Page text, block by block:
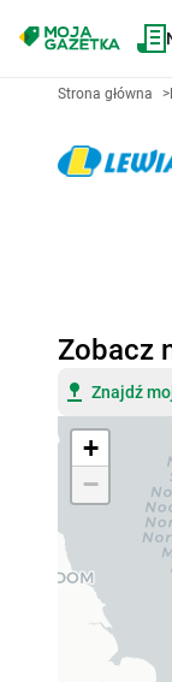
Strona główna >
Zobacz
Znajdź
+
−